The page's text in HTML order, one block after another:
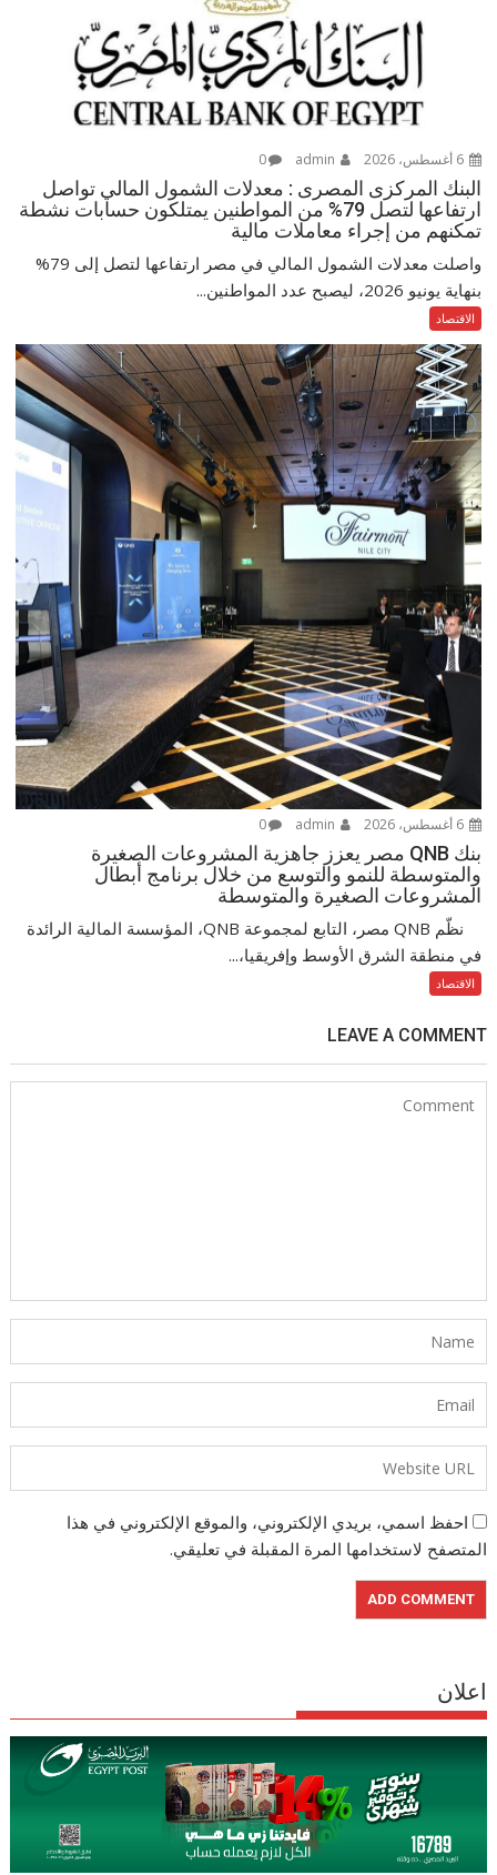
6 أغسطس، 2026 0
البنك المركزى المصرى : معدلات الشمول المالي تواصل
ارتفاعها لتصل 79% من المواطنين يمتلكون حسابات نشطة
تمكنهم من إجراء معاملات مالية
واصلت معدلات الشمول المالي في مصر ارتفاعها لتصل إلى 79%
بنهاية يونيو 2026، ليصبح عدد المواطنين...
الاقتصاد
6 أغسطس، 2026 0
بنك QNB مصر يعزز جاهزية المشروعات الصغيرة
والمتوسطة للنمو والتوسع من خلال برنامج أبطال
المشروعات الصغيرة والمتوسطة
نظّم QNB مصر، التابع لمجموعة QNB، المؤسسة المالية الرائدة
في منطقة الشرق الأوسط وإفريقيا،...
الاقتصاد
LEAVE A COMMENT
احفظ اسمي، بريدي الإلكتروني، والموقع الإلكتروني في هذا
المتصفح لاستخدامها المرة المقبلة في تعليقي.
اعلان